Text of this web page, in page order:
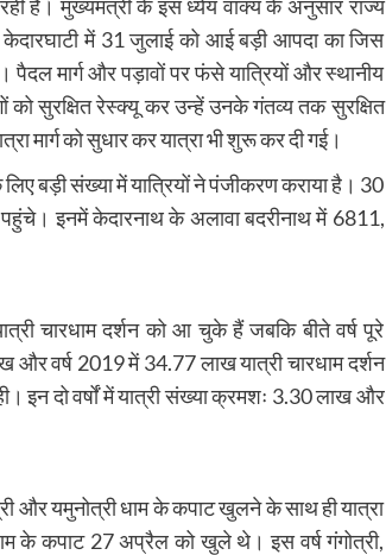
रही है। मुख्यमंत्री के इस ध्येय वाक्य के अनुसार राज्य
में 31 जुलाई को आई बड़ी आपदा का जिस
मार्ग और पड़ावों पर फंसे यात्रियों और स्थानीय
को सुरक्षित रेस्क्यू कर उन्हें उनके गंतव्य तक सुरक्षित
मार्ग को सुधार कर यात्रा भी शुरू कर दी गई।
बड़ी संख्या में यात्रियों ने पंजीकरण कराया है। 30
इनमें केदारनाथ के अलावा बदरीनाथ में 6811,
चारधाम दर्शन को आ चुके हैं जबकि बीते वर्ष पूरे
वर्ष 2019 में 34.77 लाख यात्री चारधाम दर्शन
इन दो वर्षों में यात्री संख्या क्रमशः 3.30 लाख और
और यमुनोत्री धाम के कपाट खुलने के साथ ही यात्रा
के कपाट 27 अप्रैल को खुले थे। इस वर्ष गंगोत्री,